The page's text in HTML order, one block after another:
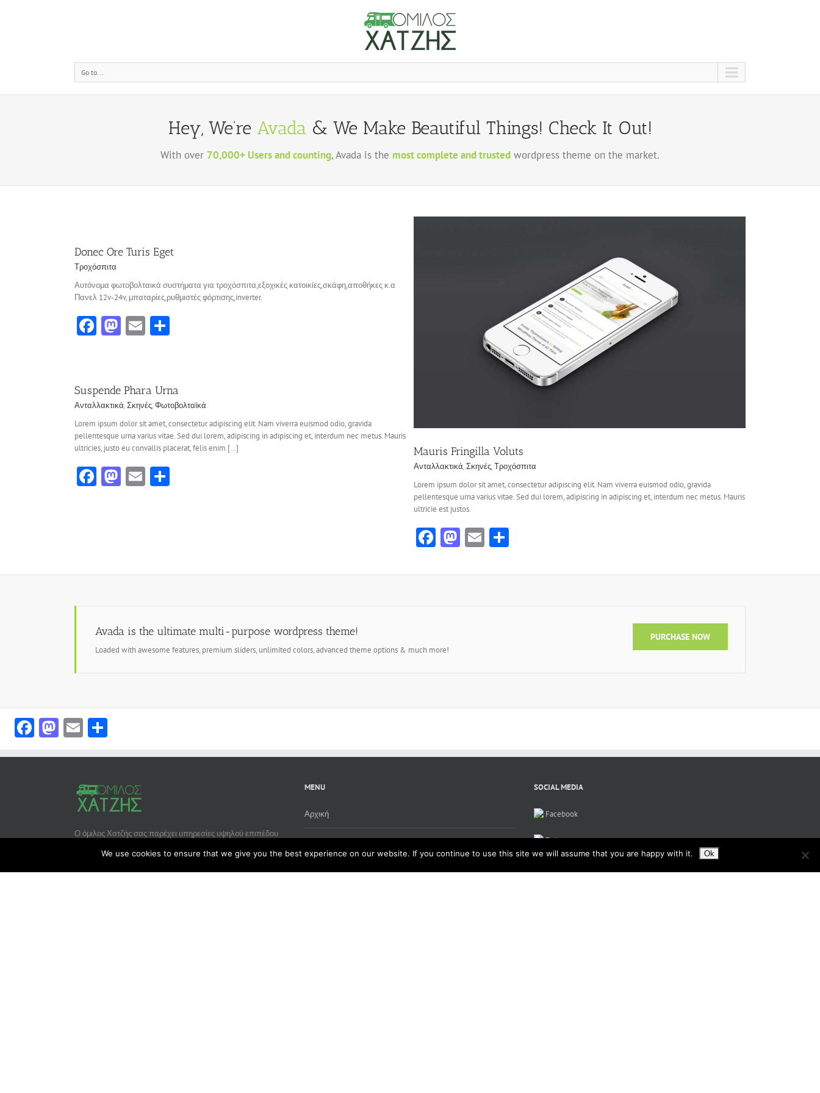
Go to...
Hey, We’re Avada & We Make Beautiful Things! Check It Out!
With over 70,000+ Users and counting, Avada is the most complete and trusted wordpress theme on the market.
Donec Ore Turis Eget
Τροχόσπιτα
Αυτόνομα φωτοβολταικά συστήματα για τροχόσπιτα,εξοχικές κατοικίες,σκάφη,αποθήκες κ.α
Πανελ 12v-24v, μπαταρίες,ρυθμιστές φόρτισης,inverter.
Facebook
Mastodon
Email
Mauris Fringilla Voluts
Ανταλλακτικά, Σκηνές, Τροχόσπιτα
Lorem ipsum dolor sit amet, consectetur adipiscing elit. Nam viverra euismod odio, gravida
pellentesque urna varius vitae. Sed dui lorem, adipiscing in adipiscing et, interdum nec metus. Mauris
ultricie est justos.
Facebook
Mastodon
Email
Suspende Phara Urna
Ανταλλακτικά, Σκηνές, Φωτοβολταϊκά
Lorem ipsum dolor sit amet, consectetur adipiscing elit. Nam viverra euismod odio, gravida
pellentesque urna varius vitae. Sed dui lorem, adipiscing in adipiscing et, interdum nec metus. Mauris
ultricies, justo eu convallis placerat, felis enim […]
Facebook
Mastodon
Email
PURCHASE NOW
Avada is the ultimate multi-purpose wordpress theme!
Loaded with awesome features, premium sliders, unlimited colors, advanced theme options & much more!
Facebook
Mastodon
Email
Ο όμιλος Χατζής σας παρέχει υπηρεσίες υψηλού επιπέδου
Πολιτική προστασίας ιδιωτικότητας
MENU
Αρχική
Εταιρεία
SOCIAL MEDIA
Facebook
Twitter
We use cookies to ensure that we give you the best experience on our website. If you continue to use this site we will assume that you are happy with it. Ok